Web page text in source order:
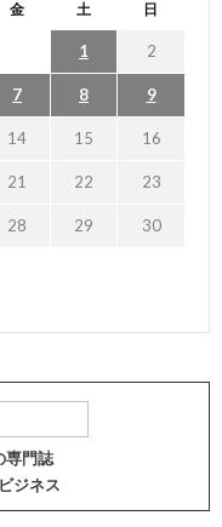
金 土 日
1 2
7 8 9
14 15 16
21 22 23
28 29 30
専門誌
ジネス